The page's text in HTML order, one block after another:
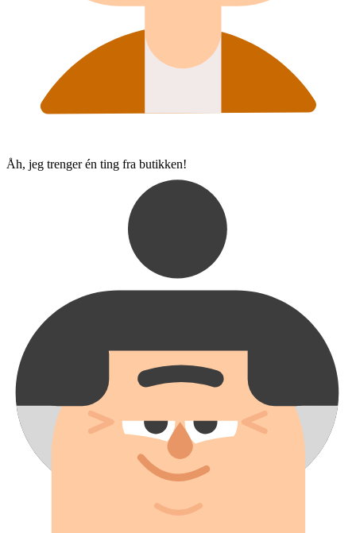
Åh, jeg trenger én ting fra butikken!